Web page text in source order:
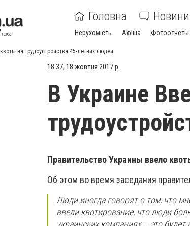
Головна Новини
Нерухомість Афіша Фотоотчеты
на трудоустройства 45-летних людей
18:37, 18 жовтня 2017 р.
В Украине
Правительство Украины ввело
Об этом во время заседания
Люди иногда говорят о том, что
ввели квотирование, что люди